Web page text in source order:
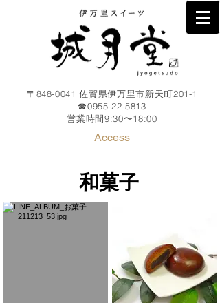
〒848-0041 佐賀県伊万里市新天町201-1
☎︎0955-22-5813
​営業時間9:30〜18:00
Access
和菓子